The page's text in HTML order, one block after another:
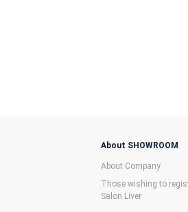
About SHOWROOM
About Company
Those wishing to
Salon Liver